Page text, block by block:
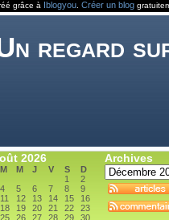
grâce à Iblogyou Créer un blog
regard
2026
M M J V S
D
1
2
4 5 6 7 8
9
11 12 13 14 15
16
18 19 20 21 22
23
25 26 27 28 29
30
Archives